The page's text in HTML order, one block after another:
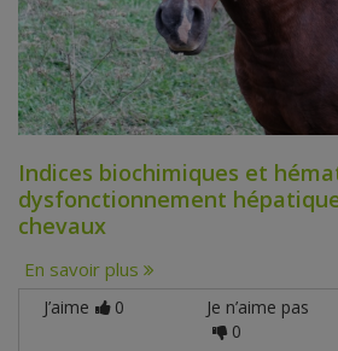
Indices biochimiques et
dysfonctionnement
chevaux
En savoir plus
J’aime 0
Je n’aime pas
0